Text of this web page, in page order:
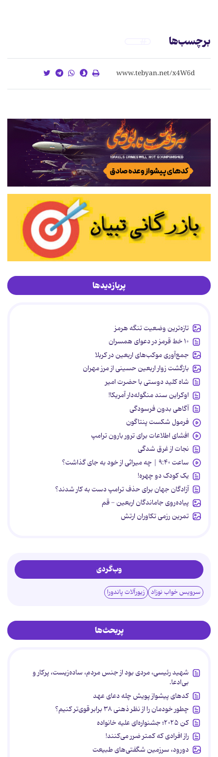
برچسب‌ها
پربازدیدها
تازه‌ترین وضعیت تنگه هرمز
۱۰ خط قرمز در دعوای همسران
جمع‌آوری موکب‌های اربعین در کربلا
بازگشت زوار اربعین حسینی از مرز مهران
شاه کلید دوستی با حضرت امیر
اوکراین سند منگوله‌دار آمریکا!
آگاهی بدون فرسودگی
فرمول شکست پنتاگون
افشای اطلاعات برای ترور بارون ترامپ
نجات از غرق شدگی
ساعت ۹:۴۰ | چه میراثی از خود به جای گذاشت؟
یک کودک دو چهره!
آزادگان جهان برای حذف ترامپ دست به کار شدند؟
پیاده‌روی جاماندگان اربعین - قم
تمرین رزمی تکاوران ارتش
وب‌گردی
سرویس خواب نوزاد زیورآلات پاندورا
پربحث‌ها
شهید رئیسی، مردی بود از جنس مردم، ساده‌زیست، پرکار و
بی‌ادعا.
کدهای پیشواز پویش چله دعای عهد
چطور خودمان را از نظر ذهنی ۳۸ برابر قوی‌تر کنیم؟
کن ۲۰۲۵؛ جشنواره‌ای علیه خانواده
راز افرادی که کمتر ضرر می‌کنند!
دورود، سرزمین شگفتی‌های طبیعت